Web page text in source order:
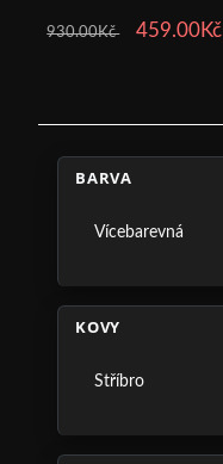
930.00Kč 459.00Kč
BARVA
Vícebarevná
KOVY
Stříbro